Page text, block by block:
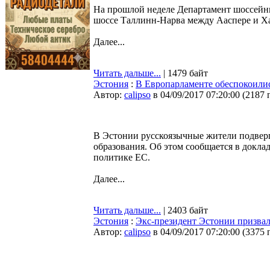
На прошлой неделе Департамент
шоссе Таллинн-Нарва между Ааспере и
Далее...
Читать дальше... | 1479 байт
Эстония : В Европарламенте
Автор: calipso в 04/09/2017 07:20:00 (2187
B Эстонии русскоязычные жители
образования. Об этом сообщается в
политике ЕС.
Далее...
Читать дальше... | 2403 байт
Эстония : Экс-президент Эстонии
Автор: calipso в 04/09/2017 07:20:00 (3375